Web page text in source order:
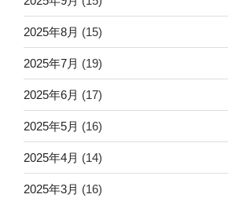
2025年8月 (15)
2025年7月 (19)
2025年6月 (17)
2025年5月 (16)
2025年4月 (14)
2025年3月 (16)